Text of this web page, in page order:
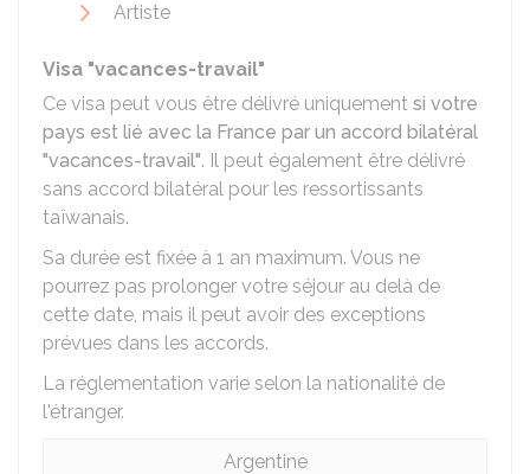
Artiste
Visa "vacances-travail"
Ce visa peut vous être délivré uniquement si votre
pays est lié avec la France par un accord bilatéral
"vacances-travail". Il peut également être délivré
sans accord bilatéral pour les ressortissants
taïwanais.
Sa durée est fixée à 1 an maximum. Vous ne
pourrez pas prolonger votre séjour au delà de
cette date, mais il peut avoir des exceptions
prévues dans les accords.
La réglementation varie selon la nationalité de
l'étranger.
Argentine